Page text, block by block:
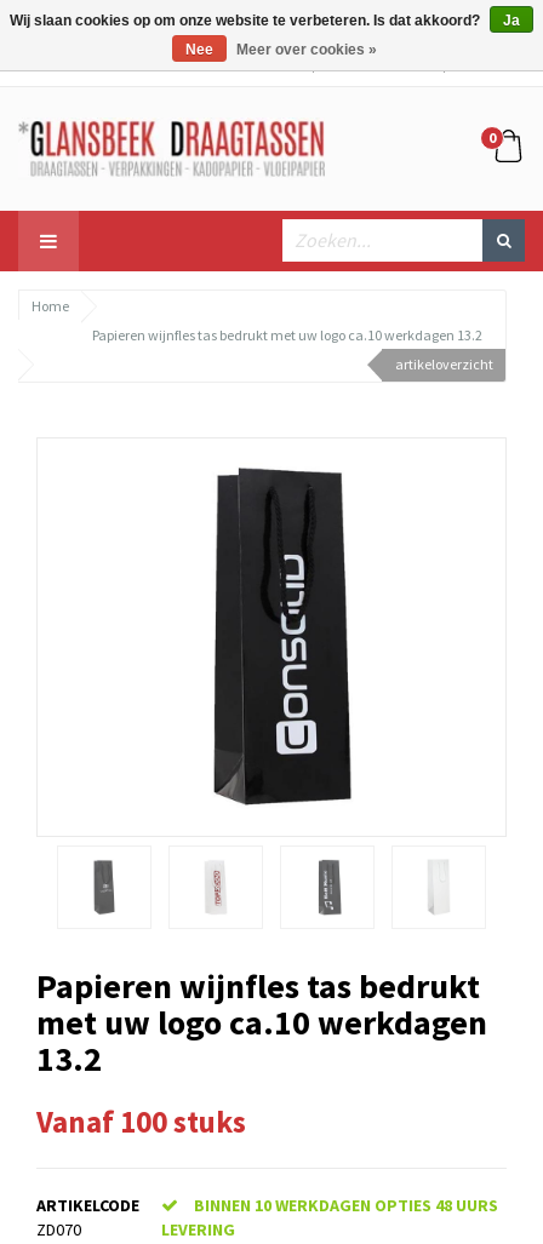
0
Home
Papieren wijnfles tas bedrukt met uw logo ca.10 werkdagen 13.2
artikeloverzicht
Papieren wijnfles tas bedrukt
met uw logo ca.10 werkdagen
13.2
Vanaf 100 stuks
ARTIKELCODE
ZD070
BINNEN 10 WERKDAGEN OPTIES 48 UURS
LEVERING
Wij slaan cookies op om onze website te verbeteren. Is dat akkoord?
Ja
Nee
Meer over cookies »